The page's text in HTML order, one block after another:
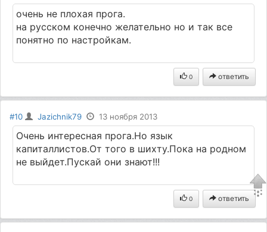
очень не плохая прога.
на русском конечно желательно но и так все
понятно по настройкам.
0 ответить
#10 Jazichnik79 13 ноября 2013
Очень интересная прога.Но язык
капиталлистов.От того в шихту.Пока на родном
не выйдет.Пускай они знают!!!
0 ответить